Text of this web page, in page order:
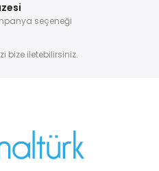
seçeneği
bize iletebilirsiniz.